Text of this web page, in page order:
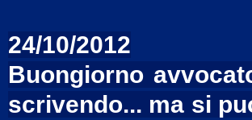
24/10/2012
Buongiorno
scrivendo... ma si